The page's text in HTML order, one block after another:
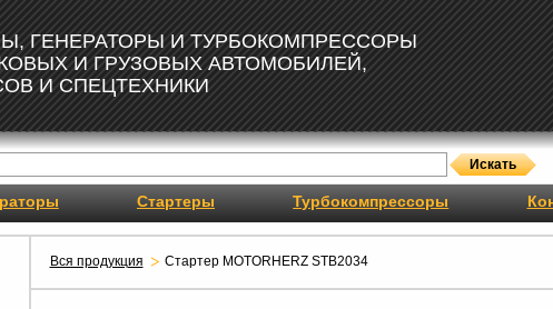
ГЕНЕРАТОРЫ И ТУРБОКОМПРЕССОРЫ
И ГРУЗОВЫХ АВТОМОБИЛЕЙ,
И СПЕЦТЕХНИКИ
Стартеры Турбокомпрессоры
Вся продукция Стартер MOTORHERZ STB2034